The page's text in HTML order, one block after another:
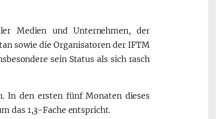
Medien und Unternehmen, der
sowie die Organisatoren der IFTM
sein Status als sich rasch
In den ersten fünf Monaten dieses
das 1,3-Fache entspricht.